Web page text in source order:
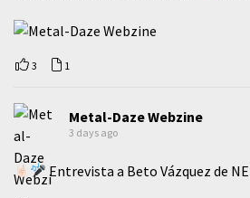
3 1
Metal-Daze Webzine
3 days ago
Entrevista a Beto Vázquez de